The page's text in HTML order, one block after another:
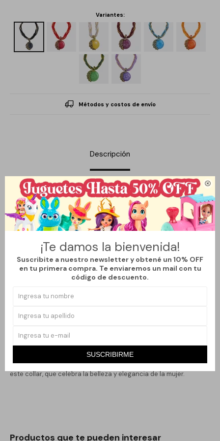

¡Te damos la bienvenida!
Suscribite a nuestro newsletter y obtené un 10% OFF
en tu primera compra. Te enviaremos un mail con tu
código de descuento.
SUSCRIBIRME
Variantes:
Métodos y costos de envío
Descripción
El collar Pavo Real de la marca Que Regalo es una pieza diseñada
para realzar la elegancia de la mujer moderna. Con un largo de
45.0 cm, este accesorio destaca por su hermoso dije en forma de
pavo real, adornado con piedras de varios colores que capturan
la luz con cada movimiento. Ideal para eventos formales o para
dar un toque distintivo a tu atuendo diario, este collar combina
con una variedad de estilos, asegurando que siempre luzcas
Las piedras generan un contraste llamativo que destaca tu
accesorio, sino una declaración de tu estilo personal. Perfecto
para llevar en ocasiones especiales o para regalar a alguien que
aprecia las joyas únicas y de gran diseño.
Deja una impresión duradera y transforma cualquier look con
este collar, que celebra la belleza y elegancia de la mujer.
Productos que te pueden interesar